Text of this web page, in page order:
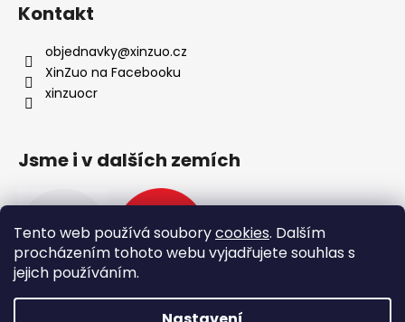
Tento web používá souborycookies. Dalším
procházením tohoto webu vyjadřujete souhlas s
jejich používáním.
Kontakt
objednavky@xinzuo.cz
XinZuo na Facebooku
xinzuocr
Jsme i v dalších zemích